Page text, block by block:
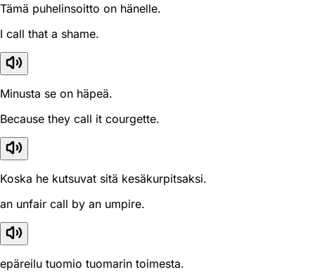
Tämä puhelinsoitto on hänelle.
I call that a shame.
Minusta se on häpeä.
Because they call it courgette.
Koska he kutsuvat sitä kesäkurpitsaksi.
an unfair call by an umpire.
epäreilu tuomio tuomarin toimesta.